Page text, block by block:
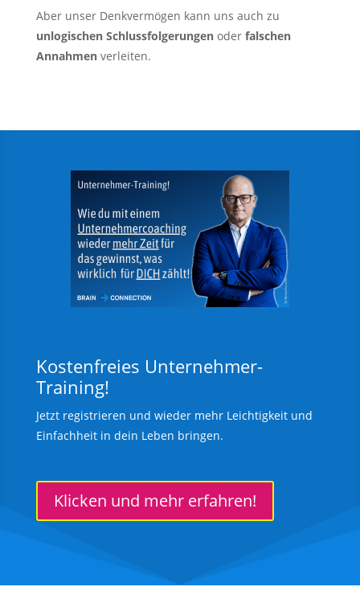
Aber unser Denkvermögen kann uns auch zu
unlogischen Schlussfolgerungenoder falschen
Annahmenverleiten.
Kostenfreies Unternehmer-
Training!
Jetzt registrieren und wieder mehr Leichtigkeit und
Einfachheit in dein Leben bringen.
Klicken und mehr erfahren!